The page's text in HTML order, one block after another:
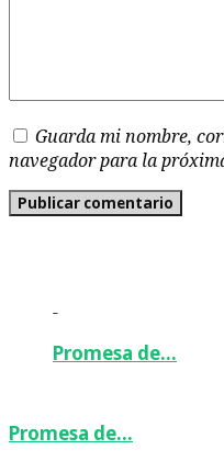
Guarda mi nombre,
navegador para la
-
Promesa de…
Promesa de…